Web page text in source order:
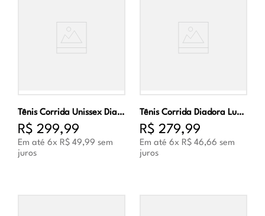
Tênis Corrida Unissex Diadora Colorato Preto e Cinza
R$ 299,99
Em até 6x R$ 49,99 sem
juros
Tênis Corrida Diadora Lunare Unissex Marinho e Laranja
R$ 279,99
Em até 6x R$ 46,66 sem
juros